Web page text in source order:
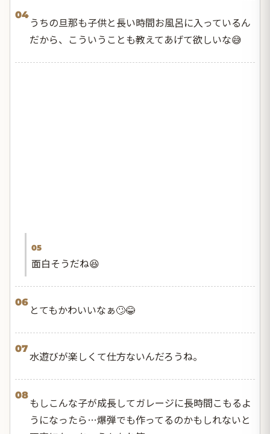
04
うちの旦那も子供と長い時間お風呂に入っているん
だから、こういうことも教えてあげて欲しいな😅
05
面白そうだね😆
06
とてもかわいいなぁ🙄😂
07
水遊びが楽しくて仕方ないんだろうね。
08
もしこんな子が成長してガレージに長時間こもるよ
うになったら…爆弾でも作ってるのかもしれないと